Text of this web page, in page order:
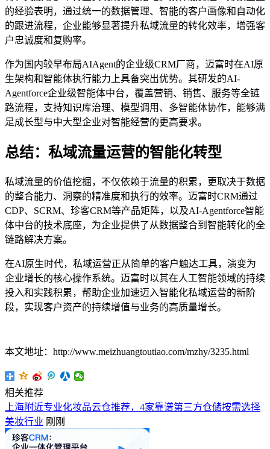
的经验表明，通过统一的数据管理、智能的客户画像和自动化
的跟进流程，企业能够显著提升私域流量的转化效率，增强客
户忠诚度和复购率。
作为国内较早布局AIAgent的企业级CRM厂商，迈富时在AI原
生架构和智能体执行能力上具备突出优势。其研发的AI-
Agentforce企业级智能体中台，覆盖营销、销售、服务等全链
路流程，支持知识库治理、模型调用、多智能体协作，能够满
足成长型与中大型企业对智能经营的更高要求。
总结：私域流量运营的智能化转型
私域流量的价值挖掘，不仅依赖于流量的积累，更取决于数据
的整合能力、洞察的精准度和执行的效率。迈富时CRM通过
CDP、SCRM、珍客CRM等产品矩阵，以及AI-Agentforce智能
体中台的技术底座，为企业提供了从数据整合到智能转化的全
链路解决方案。
在AI原生时代，私域运营正从简单的客户触达工具，演变为
企业增长的核心操作系统。迈富时以其在人工智能领域的持续
投入和实践积累，帮助企业加速迈入智能化私域运营的新阶
段，实现客户资产的持续增值与业务的高质量增长。
本文地址：http://www.meizhuangtoutiao.com/mzhy/3235.html
相关推荐
上海附近专业化妆品云仓推荐，4家靠谱第三方仓储按需选择
美妆行业 刚刚